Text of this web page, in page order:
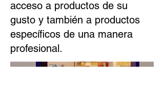
acceso a productos de su
gusto y también a productos
específicos de una manera
profesional.